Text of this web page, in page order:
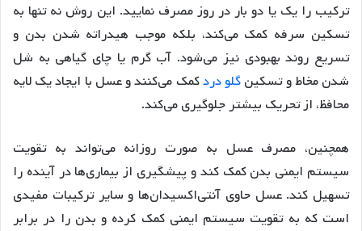
ترکیب را یک یا دو بار در روز مصرف نمایید. این روش نه تنها به
تسکین سرفه کمک می‌کند، بلکه موجب هیدراته شدن بدن و
تسریع روند بهبودی نیز می‌شود. آب گرم یا چای گیاهی به شل
شدن مخاط و تسکینگلو دردکمک می‌کنند و عسل با ایجاد یک لایه
محافظ، از تحریک بیشتر جلوگیری می‌کند.
همچنین، مصرف عسل به صورت روزانه می‌تواند به تقویت
سیستم ایمنی بدن کمک کند و پیشگیری از بیماری‌ها در آینده را
تسهیل کند. عسل حاوی آنتی‌اکسیدان‌ها و سایر ترکیبات مفیدی
است که به تقویت سیستم ایمنی کمک کرده و بدن را در برابر